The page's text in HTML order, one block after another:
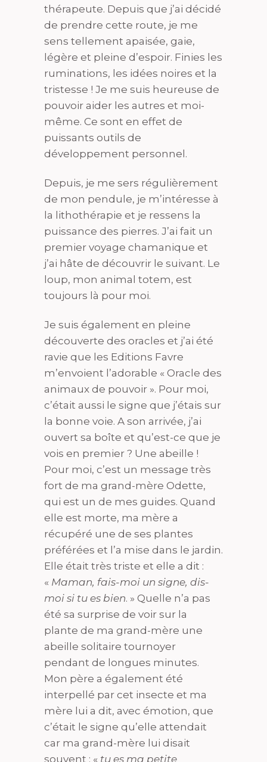
thérapeute. Depuis que j’ai décidé
de prendre cette route, je me
sens tellement apaisée, gaie,
légère et pleine d’espoir. Finies les
ruminations, les idées noires et la
tristesse ! Je me suis heureuse de
pouvoir aider les autres et moi-
même. Ce sont en effet de
puissants outils de
développement personnel.
Depuis, je me sers régulièrement
de mon pendule, je m’intéresse à
la lithothérapie et je ressens la
puissance des pierres. J’ai fait un
premier voyage chamanique et
j’ai hâte de découvrir le suivant. Le
loup, mon animal totem, est
toujours là pour moi.
Je suis également en pleine
découverte des oracles et j’ai été
ravie que les Editions Favre
m’envoient l’adorable « Oracle des
animaux de pouvoir ». Pour moi,
c’était aussi le signe que j’étais sur
la bonne voie. A son arrivée, j’ai
ouvert sa boîte et qu’est-ce que je
vois en premier ? Une abeille !
Pour moi, c’est un message très
fort de ma grand-mère Odette,
qui est un de mes guides. Quand
elle est morte, ma mère a
récupéré une de ses plantes
préférées et l’a mise dans le jardin.
Elle était très triste et elle a dit :
« Maman, fais-moi un signe, dis-
moi si tu es bien. » Quelle n’a pas
été sa surprise de voir sur la
plante de ma grand-mère une
abeille solitaire tournoyer
pendant de longues minutes.
Mon père a également été
interpellé par cet insecte et ma
mère lui a dit, avec émotion, que
c’était le signe qu’elle attendait
car ma grand-mère lui disait
souvent : « tu es ma petite